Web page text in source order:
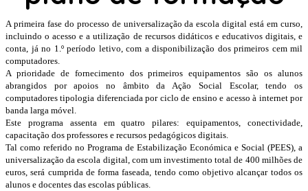
A primeira fase do processo de universalização da escola digital está em curso,
incluindo o acesso e a utilização de recursos didáticos e educativos digitais, e
conta, já no 1.º período letivo, com a disponibilização dos primeiros cem mil
computadores.
A prioridade de fornecimento dos primeiros equipamentos são os alunos
abrangidos por apoios no âmbito da Ação Social Escolar, tendo os
computadores tipologia diferenciada por ciclo de ensino e acesso à internet por
banda larga móvel.
Este programa assenta em quatro pilares: equipamentos, conectividade,
capacitação dos professores e recursos pedagógicos digitais.
Tal como referido no Programa de Estabilização Económica e Social (PEES), a
universalização da escola digital, com um investimento total de 400 milhões de
euros, será cumprida de forma faseada, tendo como objetivo alcançar todos os
alunos e docentes das escolas públicas.